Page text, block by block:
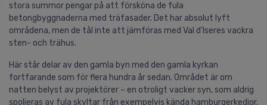
stora summor pengar på att försköna de fula
betongbyggnaderna med träfasader. Det har absolut lyft
områdena, men de tål inte att jämföras med Val d'Iseres vackra
sten- och trähus.
Här står delar av den gamla byn med den gamla kyrkan
fortfarande som för flera hundra år sedan. Området är om
natten belyst av projektörer – en otroligt vacker syn, som aldrig
spolieras av fula skyltar från exempelvis kända hamburgerkedjor.